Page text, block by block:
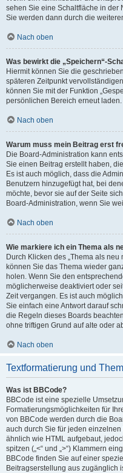
sehen Sie eine Schaltfläche in der
Sie werden dann durch die
Nach oben
Was bewirkt die „Speichern“-
Hiermit können Sie die
späteren Zeitpunkt
können Sie mit der Funktion
persönlichen Bereich erneut laden.
Nach oben
Warum muss mein Beitrag erst
Die Board-Administration kann
Sie einen Beitrag erstellt haben,
Es ist auch möglich, dass die
Benutzern hinzugefügt hat, bei
möchte, bevor sie auf der Seite
Board-Administration, wenn Sie
Nach oben
Wie markiere ich ein Thema als
Durch Klicken des „Thema als
können Sie das Thema wieder
holen. Wenn Sie den
möglicherweise deaktiviert oder
Zeit vergangen. Es ist auch
Sie einfach eine Antwort darauf
die Regeln dieses Boards
ohne triftigen Grund auf alte oder
Nach oben
Textformatierung und
Was ist BBCode?
BBCode ist eine spezielle
Formatierungsmöglichkeiten für
von BBCode werden durch die
auch durch Sie für jeden
ähnlich wie HTML aufgebaut,
spitzen („<“ und „>“) Klammern
BBCode finden Sie auf einer
Beitragserstellung aus zugänglich